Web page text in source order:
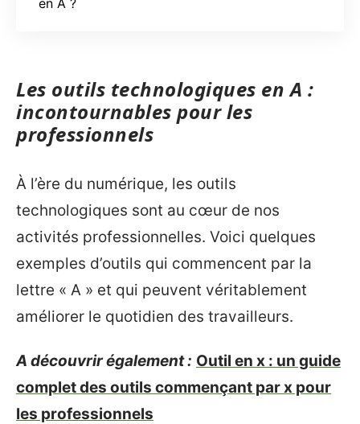
Les outils technologiques en A :
incontournables pour les
professionnels
À l’ère du numérique, les outils
technologiques sont au cœur de nos
activités professionnelles. Voici quelques
exemples d’outils qui commencent par la
lettre « A » et qui peuvent véritablement
améliorer le quotidien des travailleurs.
A découvrir également : Outil en x : un guide
complet des outils commençant par x pour
les professionnels